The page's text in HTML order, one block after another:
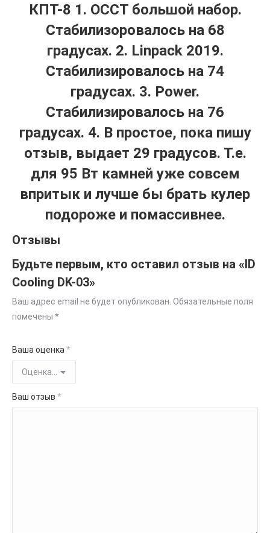
КПТ-8 1. OCCT большой набор.
Стабилизоровалось на 68
градусах. 2. Linpack 2019.
Стабилизировалось на 74
градусах. 3. Power.
Стабилизировалось на 76
градусах. 4. В простое, пока пишу
отзыв, выдает 29 градусов. Т.е.
для 95 Вт камней уже совсем
впритык и лучше бы брать кулер
подороже и помассивнее.
Отзывы
Будьте первым, кто оставил отзыв на «ID
Cooling DK-03»
Ваш адрес email не будет опубликован. Обязательные поля
помечены *
Ваша оценка *
Ваш отзыв *